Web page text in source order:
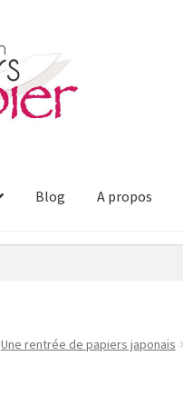
Blog A propos
Une rentrée de papiers japonais